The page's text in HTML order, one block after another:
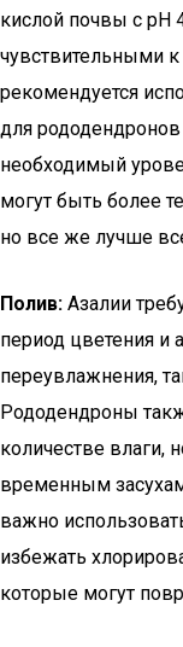
кислой почвы с pH
чувствительными
рекомендуется
для
необходимый
могут быть более
но все же лучше
Полив: Азалии
период цветения и
переувлажнения,
Рододендроны
количестве влаги,
временным
важно
избежать
которые могут